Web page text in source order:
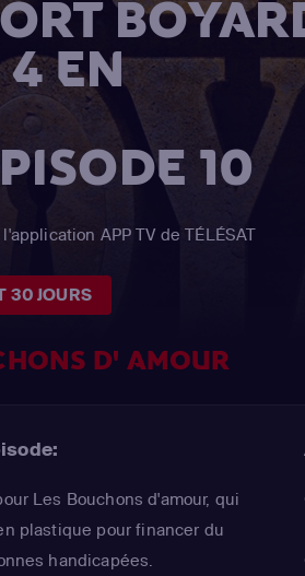
4 EN
10
APP TV de TÉLÉSAT
30 JOURS
D' AMOUR
Les Bouchons d'amour, qui
plastique pour financer du
handicapées.